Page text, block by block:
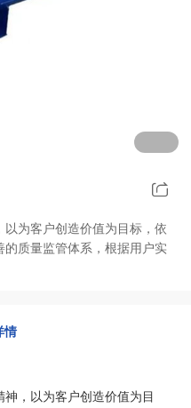
为客户创造价值为目标，依
质量监管体系，根据用户实
情
，以为客户创造价值为目